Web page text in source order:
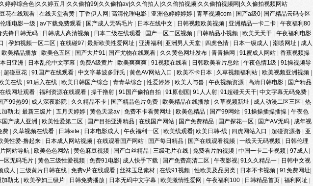
婷婷综合色|久久婷五月|久久偷拍99|久久偷拍av|久久偷拍人|久久偷拍视频|久久偷拍视频网|久久偷拍视频网站
花在线观看 在线天堂看黄 丁香伊人网 高清伦理电影 亚洲色婷婷婷婷 青草视频com 国产a级0 国产精品云码专区
伦理电影一级 av下载免费观看 国产成人无码毛片 日本在线中文 日韩视频欧美视频 亚洲精品一卡二卡
午夜福利80
先锋日韩无码 日韩成人高清视频 日本二级在线现看 国产一区二区视频 日韩精品小视频 欧美天天干
午夜福利电影
孕妇视频一区二区 在线碰97 最新欧美性爱网址 亚洲福利 亚洲男人天堂 四虎色情 日本一级成人 潮喷网址
成人
欧美精品播放 欧美色五区 国产大片91 国产尤物在线观看 久久黄色网址发布 青青操网 91蜜成人网站
香蕉视频操
日亚洲 日本乱伦中文字幕 免费A级黄片 欧美爽爽爽 91视频在线看 日韩欧美看片总站 午夜色情1级
91操视频导
超碰豆花 91国产在线观看 中文字幕波多野氏 黄色AV网站入口 欧美不卡日本 久草视频福利站 欧美视频亚洲视频
美在线 91后入在线 欧美日韩国产综合 青青草综合 |性爱婷婷 欧美人与兽 午夜视频资源 高清日韩电影
国产精品
线网址观看 福利资源在线观看 操干撸射 91国产偷拍自拍 91原创国 91人人射 91超碰天天干 中文字幕无码免费
产99热99 成人深夜影院 久久精品不卡 国产精品色片免费 欧美精品在线播放 久草视频新址 成人动漫二区三区
热
加勒比 最新三级片 五月天婷婷 黄色天棠av 免费不卡看黄网址 欧美色精品 国产99网站 91操操插操插操
午夜色
国产成人亚洲 欧美性爱第二区 国产目拍亚洲精品 在线国产网站 国产免费精品 国产探花一区 国产AⅤ无码
成年视
费 久草视频在线看 日韩site: 日本电影成人 午夜福利一区 欧美线观看 欧美日韩-线 四虎网站入口 超碰资源撸
亚
美性爱-撸起来 日本成人网站视频 在线观看国产网站 国产每日精品 国产在线观看视频 一线天无码视频
日韩伦理
网站导航 欧美色色网站 黄色麻豆视频 国产白丝精品 三级毛片在线 免费看片的视频 中国一卡二卡视频 97成人
区无码毛片 黄色三级性爱视频 免费91电影 成人快手下载 国产免费高清二区 午夜影视 91久久精品一
日韩中文视
成人 三级黄片日韩在线 免费v片在线观看 丝袜玉足素材 在线91视频 |性欧美及品另类 日本不卡视频 91免费网址
加勒比 欧美孕妇三级片 日韩免费播放 日本无码中文字幕 欧美激情性爱网 午夜福利100 日韩精品首页 福利网址